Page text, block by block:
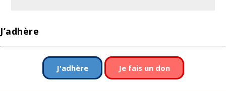
J’adhère
J'adhère Je fais un don